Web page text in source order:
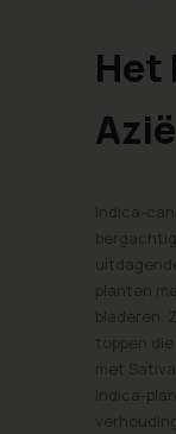
Het
Azië
Indica-
planten
bladeren.
toppen
met Sativa.
Indica-